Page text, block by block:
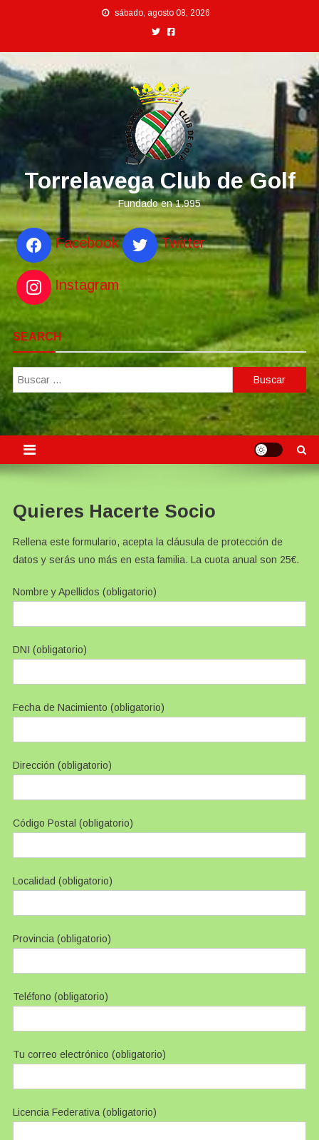
sábado, agosto 08, 2026
Torrelavega Club de Golf
Fundado en 1.995
Facebook Twitter
Instagram
SEARCH
Buscar:
Quieres Hacerte Socio
Rellena este formulario, acepta la cláusula de protección de
datos y serás uno más en esta familia. La cuota anual son 25€.
Nombre y Apellidos (obligatorio)
DNI (obligatorio)
Fecha de Nacimiento (obligatorio)
Dirección (obligatorio)
Código Postal (obligatorio)
Localidad (obligatorio)
Provincia (obligatorio)
Teléfono (obligatorio)
Tu correo electrónico (obligatorio)
Licencia Federativa (obligatorio)